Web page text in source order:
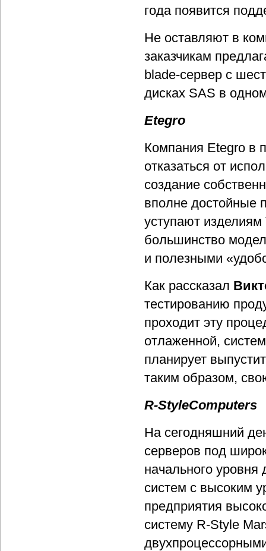
года появится
Не оставляют в
заказчикам
blade-сервер с
дисках SAS в
Etegro
Компания Etegro в
отказаться от
создание
вполне достойные
уступают
большинство
и полезными
Как рассказал
тестированию
проходит эту
отлаженной,
планирует
таким образом,
R-StyleComputers
На сегодняшний
серверов под
начального
систем с высоким
предприятия
систему R-Style